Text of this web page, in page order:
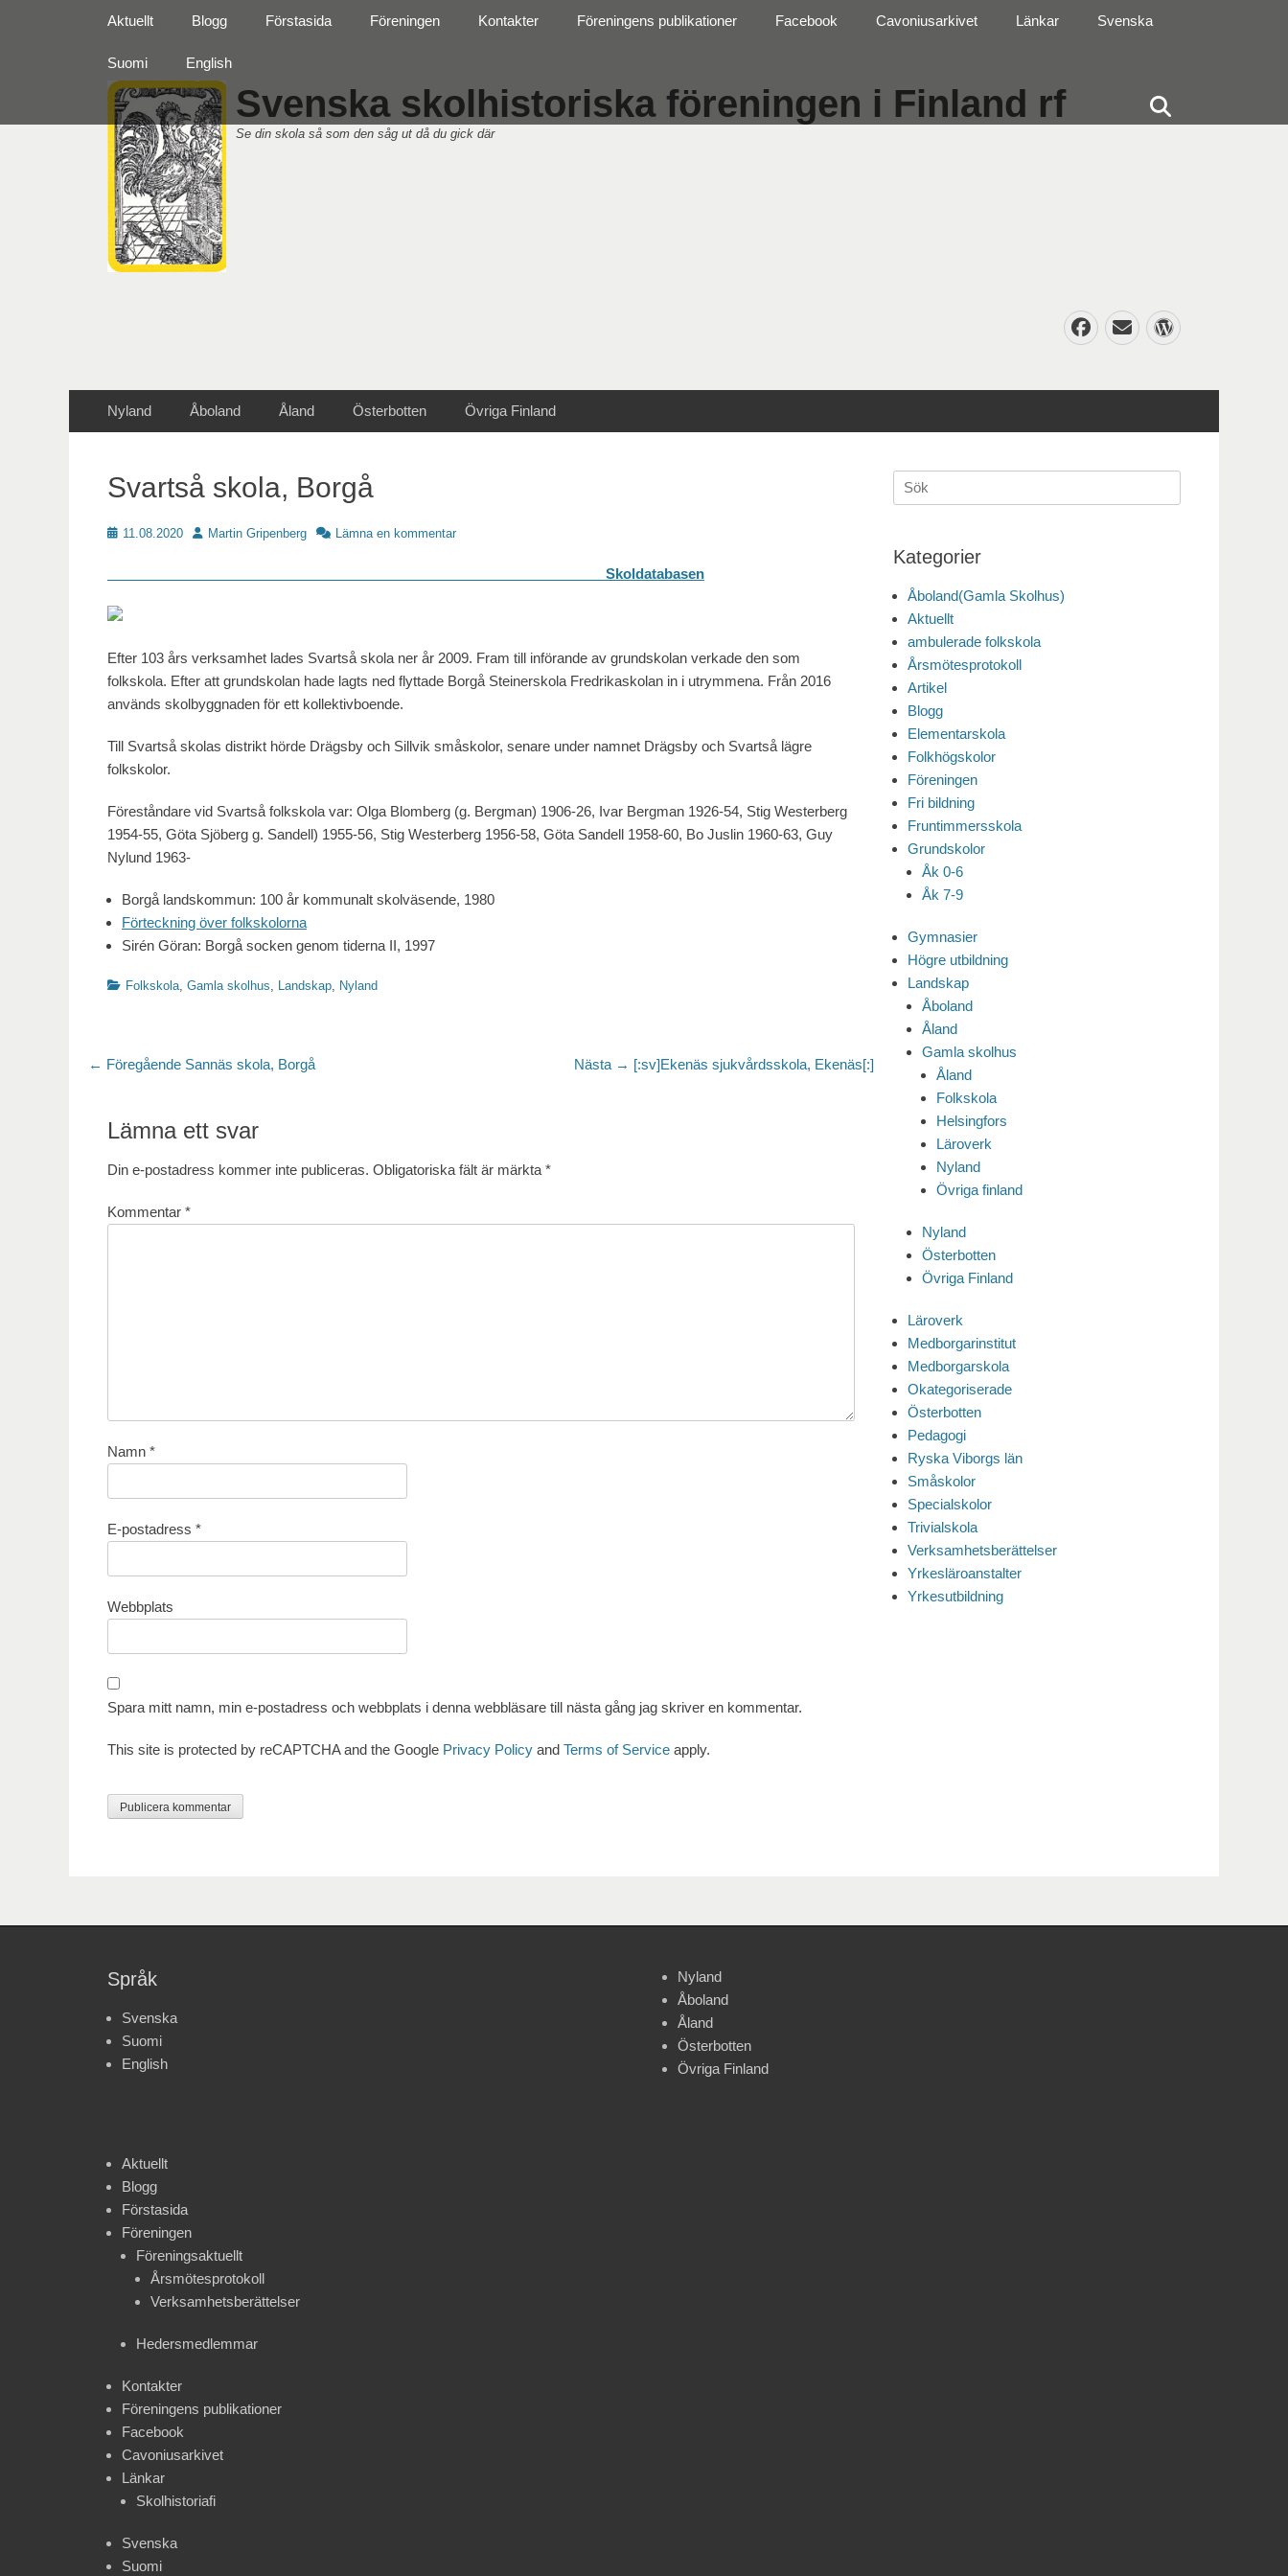
Svenska skolhistoriska föreningen i Finland rf
Se din skola så som den såg ut då du gick där
Facebook
E-
post
Primär meny
innehåll
Aktuellt Blogg Förstasida Föreningen Kontakter Föreningens publikationer Facebook Cavoniusarkivet Länkar Svenska
Suomi English
Sekundär meny
Nyland Åboland Åland Österbotten Övriga Finland
Svartså skola, Borgå
Publicerat
11.08.2020 Författare
Martin Gripenberg Lämna en kommentar
Skoldatabasen
Efter 103 års verksamhet lades Svartså skola ner år 2009. Fram till införande av grundskolan verkade den som
folkskola. Efter att grundskolan hade lagts ned flyttade Borgå Steinerskola Fredrikaskolan in i utrymmena. Från 2016
används skolbyggnaden för ett kollektivboende.
Till Svartså skolas distrikt hörde Drägsby och Sillvik småskolor, senare under namnet Drägsby och Svartså lägre
folkskolor.
Föreståndare vid Svartså folkskola var: Olga Blomberg (g. Bergman) 1906-26, Ivar Bergman 1926-54, Stig Westerberg
1954-55, Göta Sjöberg g. Sandell) 1955-56, Stig Westerberg 1956-58, Göta Sandell 1958-60, Bo Juslin 1960-63, Guy
Nylund 1963-
Borgå landskommun: 100 år kommunalt skolväsende, 1980
Förteckning över folkskolorna
Sirén Göran: Borgå socken genom tiderna II, 1997
Kategorier
Folkskola, Gamla skolhus, Landskap, Nyland
Inläggsnavigering
← Föregående Föregående
Sannäs skola, Borgå Nästa → Nästa
[:sv]Ekenäs sjukvårdsskola, Ekenäs[:]
Lämna ett svar
Din e-postadress kommer inte publiceras. Obligatoriska fält är märkta *
Kommentar *
Namn *
E-postadress *
Webbplats
Spara mitt namn, min e-postadress och webbplats i denna webbläsare till nästa gång jag skriver en kommentar.
This site is protected by reCAPTCHA and the Google Privacy Policy and Terms of Service apply.
Sök
efter:
Kategorier
Åboland(Gamla Skolhus)
Aktuellt
ambulerade folkskola
Årsmötesprotokoll
Artikel
Blogg
Elementarskola
Folkhögskolor
Föreningen
Fri bildning
Fruntimmersskola
Grundskolor
Åk 0-6
Åk 7-9
Gymnasier
Högre utbildning
Landskap
Åboland
Åland
Gamla skolhus
Åland
Folkskola
Helsingfors
Läroverk
Nyland
Övriga finland
Nyland
Österbotten
Övriga Finland
Läroverk
Medborgarinstitut
Medborgarskola
Okategoriserade
Österbotten
Pedagogi
Ryska Viborgs län
Småskolor
Specialskolor
Trivialskola
Verksamhetsberättelser
Yrkesläroanstalter
Yrkesutbildning
Språk
Svenska
Suomi
English
Aktuellt
Blogg
Förstasida
Föreningen
Föreningsaktuellt
Årsmötesprotokoll
Verksamhetsberättelser
Hedersmedlemmar
Kontakter
Föreningens publikationer
Facebook
Cavoniusarkivet
Länkar
Skolhistoriafi
Svenska
Suomi
Nyland
Åboland
Åland
Österbotten
Övriga Finland